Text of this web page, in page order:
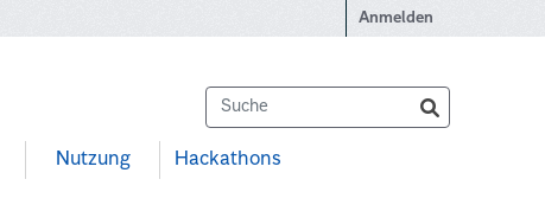
Anmelden
Nutzung Hackathons